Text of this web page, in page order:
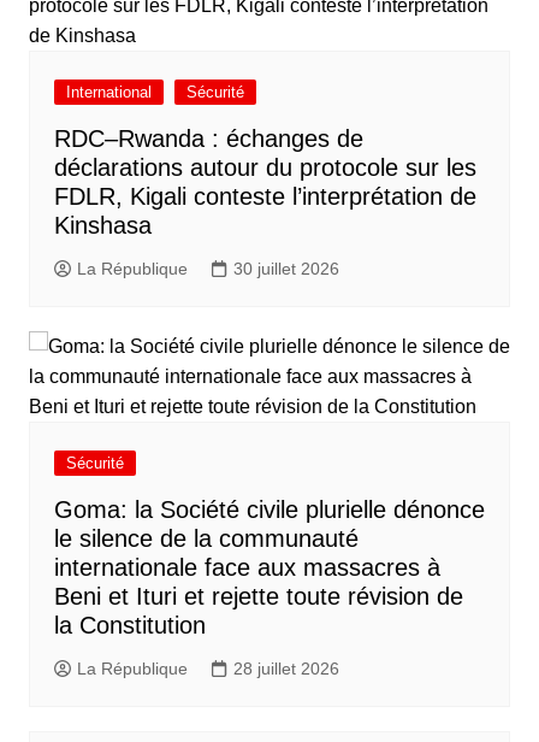
International Sécurité
RDC–Rwanda : échanges de
déclarations autour du protocole sur les
FDLR, Kigali conteste l’interprétation de
Kinshasa
La République 30 juillet 2026
Sécurité
Goma: la Société civile plurielle dénonce
le silence de la communauté
internationale face aux massacres à
Beni et Ituri et rejette toute révision de
la Constitution
La République 28 juillet 2026